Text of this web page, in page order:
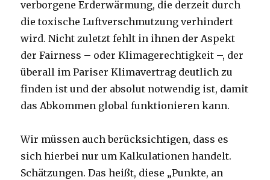
verborgene Erderwärmung, die derzeit durch
die toxische Luftverschmutzung verhindert
wird. Nicht zuletzt fehlt in ihnen der Aspekt
der Fairness – oder Klimagerechtigkeit –, der
überall im Pariser Klimavertrag deutlich zu
finden ist und der absolut notwendig ist, damit
das Abkommen global funktionieren kann.
Wir müssen auch berücksichtigen, dass es
sich hierbei nur um Kalkulationen handelt.
Schätzungen. Das heißt, diese „Punkte, an